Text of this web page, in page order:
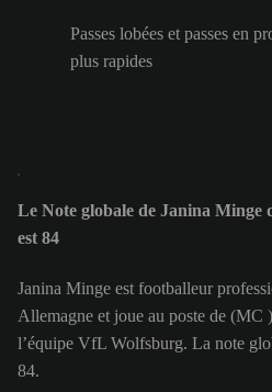
Passes lobées et passes en
plus rapides
Le Note globale de Janina
est 84
Janina Minge est footballeur
Allemagne et joue au poste de
l’équipe VfL Wolfsburg. La note
84.